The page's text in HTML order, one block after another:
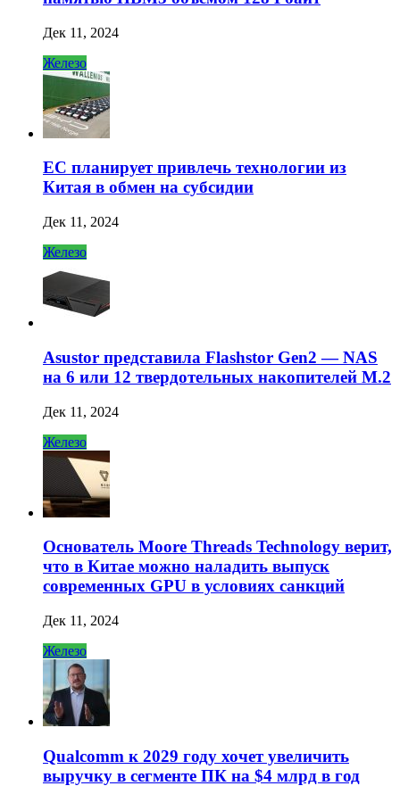
Дек 11, 2024
Железо
ЕС планирует привлечь технологии из
Китая в обмен на субсидии
Дек 11, 2024
Железо
Asustor представила Flashstor Gen2 — NAS
на 6 или 12 твердотельных накопителей M.2
Дек 11, 2024
Железо
Основатель Moore Threads Technology верит,
что в Китае можно наладить выпуск
современных GPU в условиях санкций
Дек 11, 2024
Железо
Qualcomm к 2029 году хочет увеличить
выручку в сегменте ПК на $4 млрд в год